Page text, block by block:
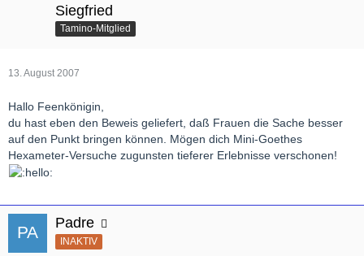
Siegfried
Tamino-Mitglied
13. August 2007
Hallo Feenkönigin,
du hast eben den Beweis geliefert, daß Frauen die Sache besser
auf den Punkt bringen können. Mögen dich Mini-Goethes
Hexameter-Versuche zugunsten tieferer Erlebnisse verschonen!
Padre
INAKTIV